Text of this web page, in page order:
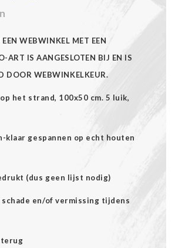
WEBWINKEL MET EEN
ART IS AANGESLOTEN BIJ EN IS
DOOR WEBWINKELKEUR.
het strand, 100x50 cm. 5 luik,
klaar gespannen op echt houten
(dus geen lijst nodig)
en/of vermissing tijdens
terug